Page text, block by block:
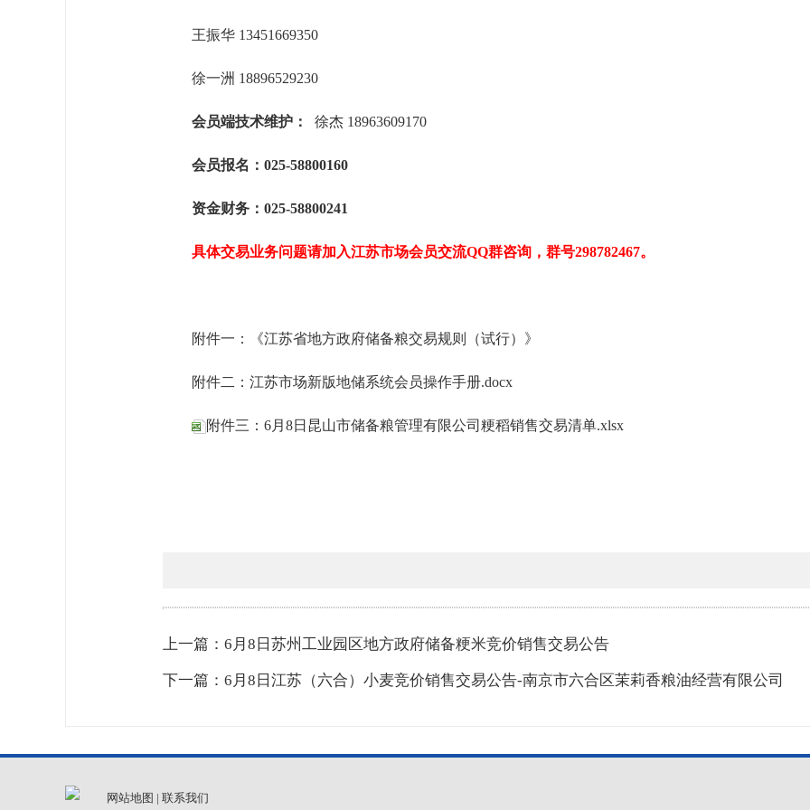
王振华 13451669350
徐一洲 18896529230
会员端技术维护： 徐杰 18963609170
会员报名：025-58800160
资金财务：025-58800241
具体交易业务问题请加入江苏市场会员交流QQ群咨询，群号298782467。
附件一： 《江苏省地方政府储备粮交易规则（试行）》
附件二：江苏市场新版地储系统会员操作手册.docx
附件三：6月8日昆山市储备粮管理有限公司粳稻销售交易清单.xlsx
上一篇：6月8日苏州工业园区地方政府储备粳米竞价销售交易公告
下一篇：6月8日江苏（六合）小麦竞价销售交易公告-南京市六合区茉莉香粮油经营有限公司
网站地图 | 联系我们